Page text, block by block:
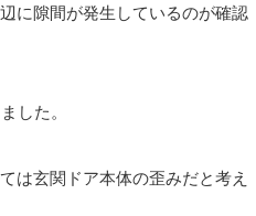
に隙間が発生しているのが確認
した。
は玄関ドア本体の歪みだと考え